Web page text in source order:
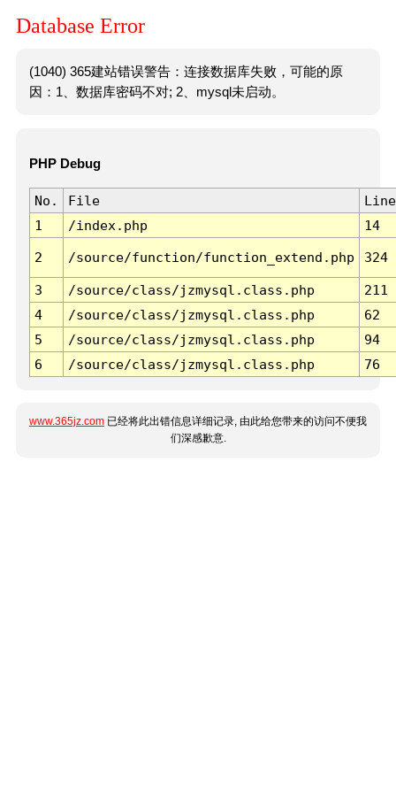
Database Error
(1040) 365建站错误警告：连接数据库失败，可能的原
因：1、数据库密码不对; 2、mysql未启动。
PHP Debug
No. File
Line
1
/index.php 14
2 /source/function/function_extend.php 324
3 /source/class/jzmysql.class.php
211
4
/source/class/jzmysql.class.php
62
5
/source/class/jzmysql.class.php
94
6
/source/class/jzmysql.class.php 76
www.365jz.com 已经将此出错信息详细记录, 由此给您带来的访问不便我
们深感歉意.